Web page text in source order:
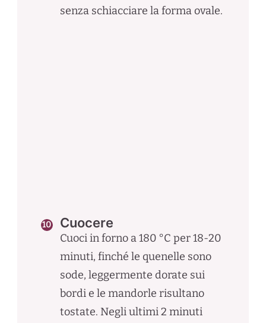
senza schiacciare la forma ovale.
Cuocere
Cuoci in forno a 180 °C per 18-20
minuti, finché le quenelle sono
sode, leggermente dorate sui
bordi e le mandorle risultano
tostate. Negli ultimi 2 minuti